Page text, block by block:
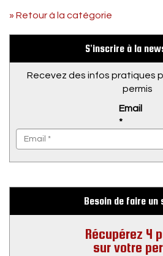
» Retour à la catégorie
S’inscrire à la
Recevez des infos pratiques
permis
Email
*
Besoin de faire un
Récupérez 4
sur votre